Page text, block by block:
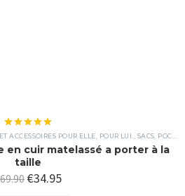
Note5.00
sur 5
ACCESSOIRES POUR ELLE, POUR LUI. SACS, POCHETTES ET PORTEFEUILLES
en cuir matelassé a porter à la
taille
69.90 €34.95